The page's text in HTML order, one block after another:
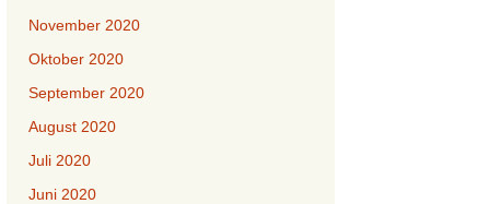
November 2020
Oktober 2020
September 2020
August 2020
Juli 2020
Juni 2020